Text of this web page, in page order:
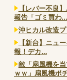
【レバー不良
報告「ゴミ買わ...
沖ヒカル改造
【新台】ニュ
報！デカ...
敵「扇風機を
ｗｗ」扇風機ポ